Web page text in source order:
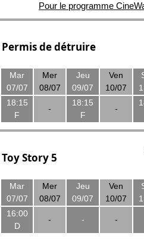
Pour le programme
Permis de détruire
Mar
07/07
Mer
08/07
Jeu
09/07
Ven
10/07
18:15
F
-
18:15
F
-
Toy Story 5
Mar
07/07
Mer
08/07
Jeu
09/07
Ven
10/07
16:00
D
- - -